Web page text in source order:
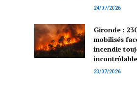
24/07/2026
Gironde :
mobilisés
incendie
incontrôlable
23/07/2026